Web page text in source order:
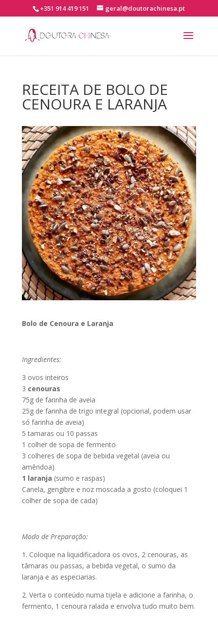
+351 914 419 151 geral@doutorachinesa.pt
RECEITA DE BOLO DE
CENOURA E LARANJA
Bolo de Cenoura e Laranja
Ingredientes:
3 ovos inteiros
3 cenouras
75g de farinha de aveia
25g de farinha de trigo integral (opcional, podem usar
só farinha de aveia)
5 tamaras ou 10 passas
1 colher de sopa de fermento
3 colheres de sopa de bebida vegetal (aveia ou
amêndoa)
1 laranja (sumo e raspas)
Canela, gengibre e noz moscada a gosto (coloquei 1
colher de sopa de cada)
Modo de Preparação:
1. Coloque na liquidificadora os ovos, 2 cenouras, as
tâmaras ou passas, a bebida vegetal, o sumo da
laranja e as especiarias.
2. Verta o conteúdo numa tijela e adicione a farinha, o
fermento, 1 cenoura ralada e envolva tudo muito bem.